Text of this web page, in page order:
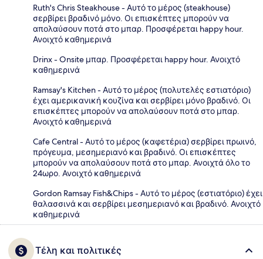
Ruth's Chris Steakhouse - Αυτό το μέρος (steakhouse)
σερβίρει βραδινό μόνο. Οι επισκέπτες μπορούν να
απολαύσουν ποτά στο μπαρ. Προσφέρεται happy hour.
Ανοιχτό καθημερινά
Drinx - Onsite μπαρ. Προσφέρεται happy hour. Ανοιχτό
καθημερινά
Ramsay's Kitchen - Αυτό το μέρος (πολυτελές εστιατόριο)
έχει αμερικανική κουζίνα και σερβίρει μόνο βραδινό. Οι
επισκέπτες μπορούν να απολαύσουν ποτά στο μπαρ.
Ανοιχτό καθημερινά
Cafe Central - Αυτό το μέρος (καφετέρια) σερβίρει πρωινό,
πρόγευμα, μεσημεριανό και βραδινό. Οι επισκέπτες
μπορούν να απολαύσουν ποτά στο μπαρ. Ανοιχτά όλο το
24ωρο. Ανοιχτό καθημερινά
Gordon Ramsay Fish&Chips - Αυτό το μέρος (εστιατόριο) έχει
θαλασσινά και σερβίρει μεσημεριανό και βραδινό. Ανοιχτό
καθημερινά
Τέλη και πολιτικές